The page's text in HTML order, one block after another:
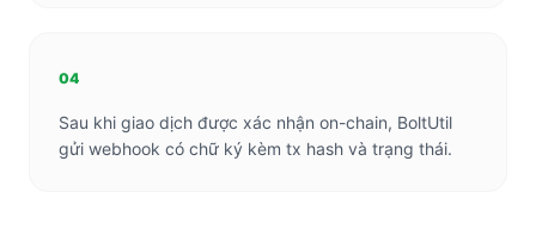
04
Sau khi giao dịch được xác nhận on-chain, BoltUtil
gửi webhook có chữ ký kèm tx hash và trạng thái.